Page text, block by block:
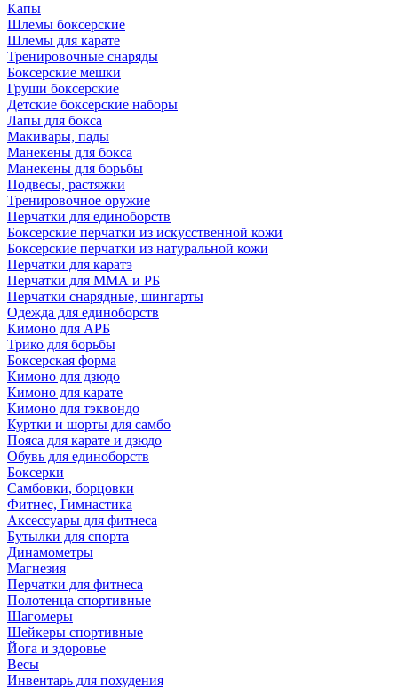
Капы
Шлемы боксерские
Шлемы для карате
Тренировочные снаряды
Боксерские мешки
Груши боксерские
Детские боксерские наборы
Лапы для бокса
Макивары, пады
Манекены для бокса
Манекены для борьбы
Подвесы, растяжки
Тренировочное оружие
Перчатки для единоборств
Боксерские перчатки из искусственной кожи
Боксерские перчатки из натуральной кожи
Перчатки для каратэ
Перчатки для ММА и РБ
Перчатки снарядные, шингарты
Одежда для единоборств
Кимоно для АРБ
Трико для борьбы
Боксерская форма
Кимоно для дзюдо
Кимоно для карате
Кимоно для тэквондо
Куртки и шорты для самбо
Пояса для карате и дзюдо
Обувь для единоборств
Боксерки
Самбовки, борцовки
Фитнес, Гимнастика
Аксессуары для фитнеса
Бутылки для спорта
Динамометры
Магнезия
Перчатки для фитнеса
Полотенца спортивные
Шагомеры
Шейкеры спортивные
Йога и здоровье
Весы
Инвентарь для похудения